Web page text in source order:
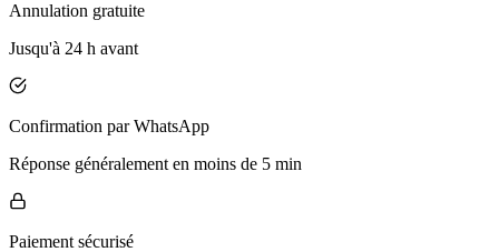
Annulation gratuite
Jusqu'à 24 h avant
Confirmation par WhatsApp
Réponse généralement en moins de 5 min
Paiement sécurisé